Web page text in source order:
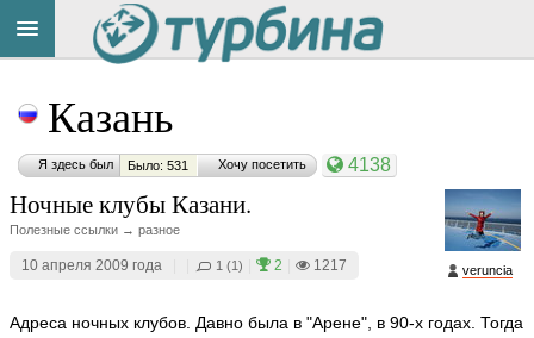
Казань
Я здесь был Было: 531 Хочу посетить 4138
veruncia
Ночные клубы Казани.
Полезные ссылки → разное
10 апреля 2009 года 1 (1) 2 1217
Адреса ночных клубов. Давно была в "Арене", в 90-х годах. Тогда
на
сайте: